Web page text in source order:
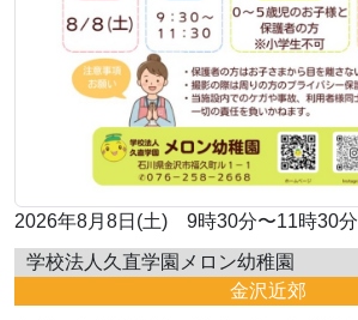
2026年8月8日(土) 9時30分〜11時30分
学校法人久直学園メロン幼稚園
金沢近郊